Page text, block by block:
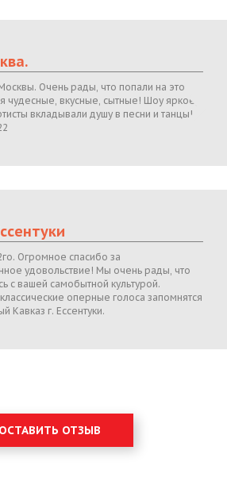
Очень рады, что попали на это
чудесные, вкусные, сытные! Шоу яркое,
вкладывали душу в песни и танцы!
Огромное спасибо за
удовольствие! Мы очень рады, что
с вашей самобытной культурой.
оперные голоса запомнятся
Кавказ г. Ессентуки.
ОСТАВИТЬ ОТЗЫВ